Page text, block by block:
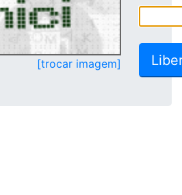
[trocar imagem]